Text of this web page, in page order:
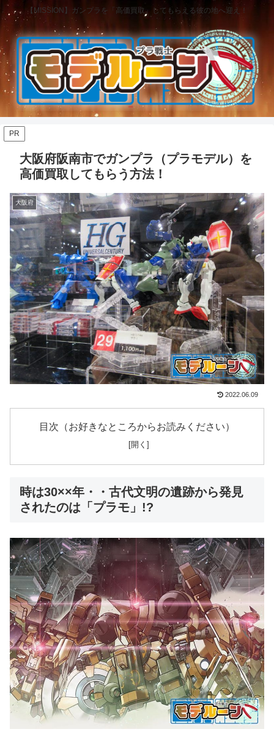
【MISSION】ガンプラを「高価買取」してもらえる彼の地へ迎え！
PR
大阪府阪南市でガンプラ（プラモデル）を
高価買取してもらう方法！
大阪府
2022.06.09
目次（お好きなところからお読みください）
時は30××年・・古代文明の遺跡から発見
されたのは「プラモ」!?